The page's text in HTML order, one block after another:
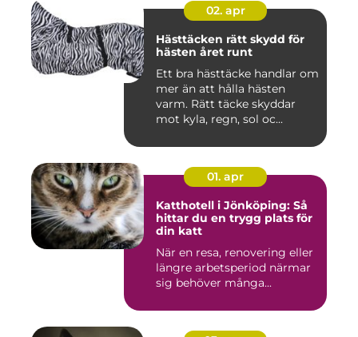
02. apr
Hästtäcken rätt skydd för
hästen året runt
Ett bra hästtäcke handlar om
mer än att hålla hästen
varm. Rätt täcke skyddar
mot kyla, regn, sol oc...
01. apr
Katthotell i Jönköping: Så
hittar du en trygg plats för
din katt
När en resa, renovering eller
längre arbetsperiod närmar
sig behöver många...